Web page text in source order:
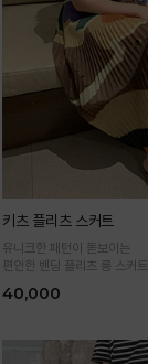
키츠 플리츠 스커트
유니크한 패턴이 돋보이는
편안한 밴딩 플리츠 롱 스커트
40,000